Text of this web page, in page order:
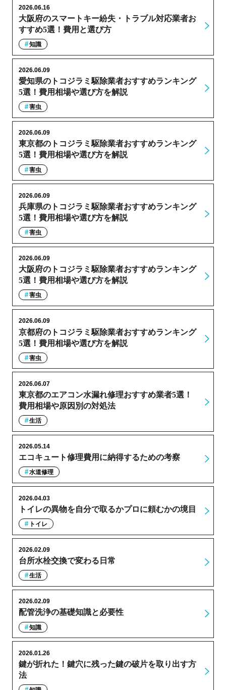
大阪府のスマートキー紛失・トラブル対応業者お
すすめ5選！費用と選び方
2026.06.16
知識
愛知県のトコジラミ駆除業者おすすめランキング
5選！費用相場や選び方を解説
2026.06.09
害虫
東京都のトコジラミ駆除業者おすすめランキング
5選！費用相場や選び方を解説
2026.06.09
害虫
兵庫県のトコジラミ駆除業者おすすめランキング
5選！費用相場や選び方を解説
2026.06.09
害虫
大阪府のトコジラミ駆除業者おすすめランキング
5選！費用相場や選び方を解説
2026.06.09
害虫
京都府のトコジラミ駆除業者おすすめランキング
5選！費用相場や選び方を解説
2026.06.09
害虫
東京都のエアコン水漏れ修理おすすめ業者5選！
費用相場や原因別の対処法
2026.06.07
生活
エコキュート修理費用に納得するための考察
2026.05.14
水道修理
トイレの異物を自分で取るかプロに頼むかの境目
2026.04.03
トイレ
台所水栓交換で変わる日常
2026.02.09
生活
配管洗浄の基礎知識と必要性
2026.02.09
知識
鍵が折れた！鍵穴に残った鍵の破片を取り出す方
法
2026.01.26